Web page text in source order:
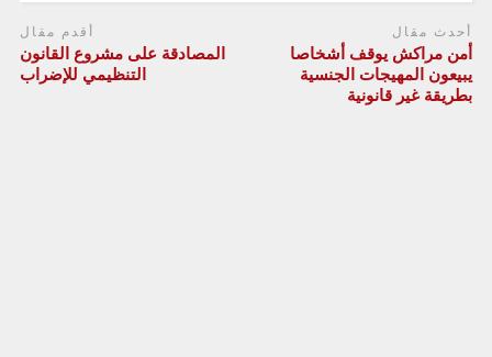
أحدث مقال
أمن مراكش يوقف أشخاصا
يبيعون المهيجات الجنسية
بطريقة غير قانونية
أقدم مقال
المصادقة على مشروع القانون
التنظيمي للإضراب